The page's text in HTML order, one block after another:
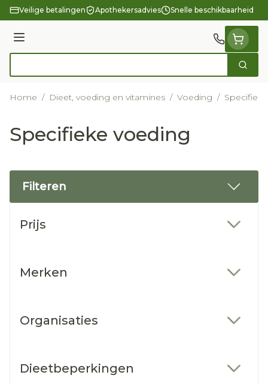
Ga naar de inhoud
Veilige betalingen Apothekersadvies Snelle beschikbaarheid
Menu
Zoek
Home / Dieet, voeding en vitamines / Voeding /
Specifieke voeding
Filteren
Prijs
Merken
Organisaties
Dieetbeperkingen